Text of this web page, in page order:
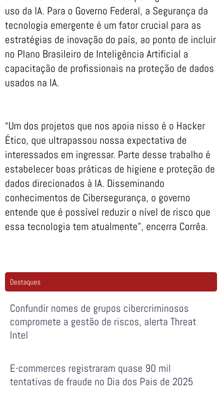
uso da IA. Para o Governo Federal, a Segurança da
tecnologia emergente é um fator crucial para as
estratégias de inovação do país, ao ponto de incluir
no Plano Brasileiro de Inteligência Artificial a
capacitação de profissionais na proteção de dados
usados na IA.
“Um dos projetos que nos apoia nisso é o Hacker
Ético, que ultrapassou nossa expectativa de
interessados em ingressar. Parte desse trabalho é
estabelecer boas práticas de higiene e proteção de
dados direcionados à IA. Disseminando
conhecimentos de Cibersegurança, o governo
entende que é possível reduzir o nível de risco que
essa tecnologia tem atualmente”, encerra Corrêa.
Destaques
Confundir nomes de grupos cibercriminosos
compromete a gestão de riscos, alerta Threat
Intel
E-commerces registraram quase 90 mil
tentativas de fraude no Dia dos Pais de 2025